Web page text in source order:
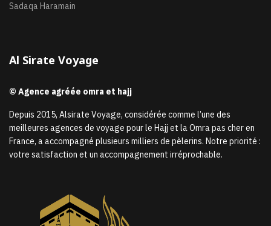
Sadaqa Haramain
Al Sirate Voyage
© Agence agréée omra et hajj
Depuis 2015, Alsirate Voyage, considérée comme l’une des
meilleures agences de voyage pour le Hajj et la Omra pas cher en
France, a accompagné plusieurs milliers de pèlerins. Notre priorité :
votre satisfaction et un accompagnement irréprochable.